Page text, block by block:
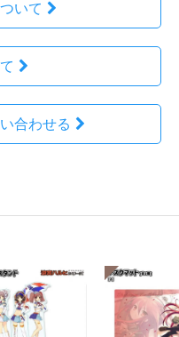
いて
合わせる